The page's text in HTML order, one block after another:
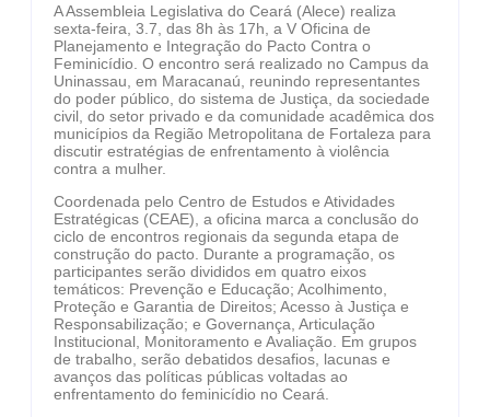
A Assembleia Legislativa do Ceará (Alece) realiza
sexta-feira, 3.7, das 8h às 17h, a V Oficina de
Planejamento e Integração do Pacto Contra o
Feminicídio. O encontro será realizado no Campus da
Uninassau, em Maracanaú, reunindo representantes
do poder público, do sistema de Justiça, da sociedade
civil, do setor privado e da comunidade acadêmica dos
municípios da Região Metropolitana de Fortaleza para
discutir estratégias de enfrentamento à violência
contra a mulher.
Coordenada pelo Centro de Estudos e Atividades
Estratégicas (CEAE), a oficina marca a conclusão do
ciclo de encontros regionais da segunda etapa de
construção do pacto. Durante a programação, os
participantes serão divididos em quatro eixos
temáticos: Prevenção e Educação; Acolhimento,
Proteção e Garantia de Direitos; Acesso à Justiça e
Responsabilização; e Governança, Articulação
Institucional, Monitoramento e Avaliação. Em grupos
de trabalho, serão debatidos desafios, lacunas e
avanços das políticas públicas voltadas ao
enfrentamento do feminicídio no Ceará.